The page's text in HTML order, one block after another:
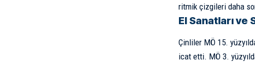
ritmik çizgileri daha
El Sanatları ve
Çinliler MÖ 15.
icat etti. MÖ 3.